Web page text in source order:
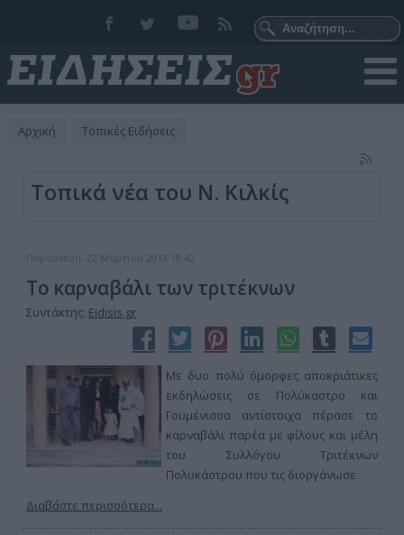
Αρχική Τοπικές Ειδήσεις
Τοπικά νέα του Ν. Κιλκίς
Παρασκευή, 22 Μαρτίου 2013 18:42
Το καρναβάλι των τριτέκνων
Συντάκτης: Eidisis.gr
Με δυο πολύ όμορφες αποκριάτικες
εκδηλώσεις σε Πολύκαστρο και
Γουμένισσα αντίστοιχα πέρασε το
καρναβάλι παρέα με φίλους και μέλη
του Συλλόγου Τριτέκνων
Πολυκάστρου που τις διοργάνωσε.
Διαβάστε περισσότερα...